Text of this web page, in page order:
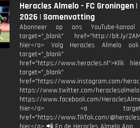
Heracles Almelo - FC Groningen |
2026 | Samenvatting
Abonneer op ons YouTube-
target="_blank" href="http://bit.ly/
hier</a> Volg Heracles Almelo
target="_blank"
href="https://www.heracles.nl">Klik
target="_blank"
href="https://www.instagram.com/
https://www.twitter.com/heraclesalmelo
https://www.facebook.com/
hier</a> <a
href="https://www.TikTok.com/